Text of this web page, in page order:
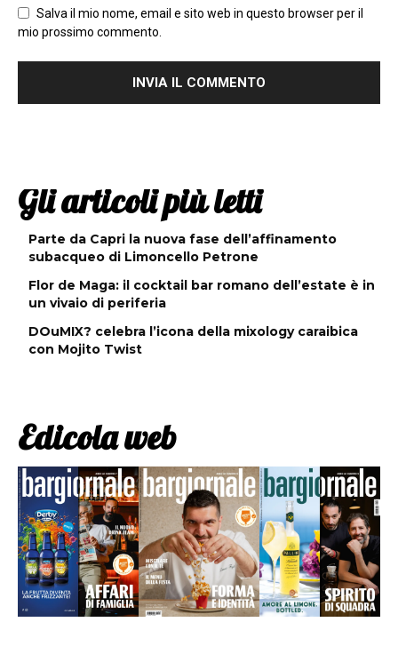
Salva il mio nome, email e sito web in questo browser per il
mio prossimo commento.
Gli articoli più letti
Parte da Capri la nuova fase dell’affinamento
subacqueo di Limoncello Petrone
Flor de Maga: il cocktail bar romano dell’estate è in
un vivaio di periferia
DOuMIX? celebra l’icona della mixology caraibica
con Mojito Twist
Edicola web